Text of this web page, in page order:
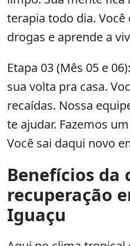
terapia todo dia.
drogas e aprende a
Etapa 03 (Mês 05 e
sua volta pra casa.
recaídas. Nossa
te ajudar. Fazemos
Você sai daqui novo
Benefícios da
recuperação
Iguaçu